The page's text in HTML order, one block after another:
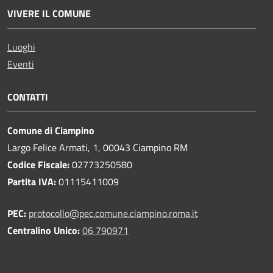
VIVERE IL COMUNE
Luoghi
Eventi
CONTATTI
Comune di Ciampino
Largo Felice Armati, 1, 00043 Ciampino RM
Codice Fiscale:02773250580
Partita IVA:01115411009
PEC: protocollo@pec.comune.ciampino.roma.it
Centralino Unico:06 790971